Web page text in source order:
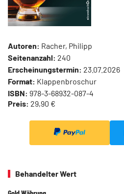
Autoren: Racher, Philipp
Seitenanzahl: 240
Erscheinungstermin: 23.07.2026
Format: Klappenbroschur
ISBN: 978-3-68932-087-4
Preis: 29,90 €
Behandelter Wert